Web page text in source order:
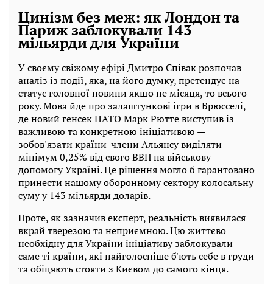
Цинізм без меж: як Лондон та
Париж заблокували 143
мільярди для України
У своєму свіжому ефірі Дмитро Співак розпочав
аналіз із події, яка, на його думку, претендує на
статус головної новини якщо не місяця, то всього
року. Мова йде про залаштункові ігри в Брюсселі,
де новий генсек НАТО Марк Рютте виступив із
важливою та конкретною ініціативою —
зобов'язати країни-члени Альянсу виділяти
мінімум 0,25% від свого ВВП на військову
допомогу Україні. Це рішення могло б гарантовано
принести нашому оборонному сектору колосальну
суму у 143 мільярди доларів.
Проте, як зазначив експерт, реальність виявилася
вкрай тверезою та неприємною. Цю життєво
необхідну для України ініціативу заблокували
саме ті країни, які найголосніше б'ють себе в груди
та обіцяють стояти з Києвом до самого кінця.